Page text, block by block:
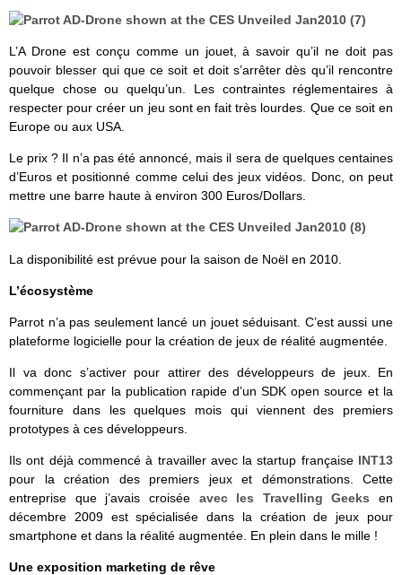
L’A Drone est conçu comme un jouet, à savoir qu’il ne doit pas
pouvoir blesser qui que ce soit et doit s’arrêter dès qu’il rencontre
quelque chose ou quelqu’un. Les contraintes réglementaires à
respecter pour créer un jeu sont en fait très lourdes. Que ce soit en
Europe ou aux USA.
Le prix ? Il n’a pas été annoncé, mais il sera de quelques centaines
d’Euros et positionné comme celui des jeux vidéos. Donc, on peut
mettre une barre haute à environ 300 Euros/Dollars.
La disponibilité est prévue pour la saison de Noël en 2010.
L’écosystème
Parrot n’a pas seulement lancé un jouet séduisant. C’est aussi une
plateforme logicielle pour la création de jeux de réalité augmentée.
Il va donc s’activer pour attirer des développeurs de jeux. En
commençant par la publication rapide d’un SDK open source et la
fourniture dans les quelques mois qui viennent des premiers
prototypes à ces développeurs.
Ils ont déjà commencé à travailler avec la startup française INT13
pour la création des premiers jeux et démonstrations. Cette
entreprise que j’avais croisée avec les Travelling Geeks en
décembre 2009 est spécialisée dans la création de jeux pour
smartphone et dans la réalité augmentée. En plein dans le mille !
Une exposition marketing de rêve